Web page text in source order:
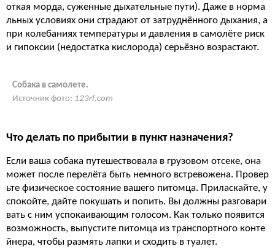
откая морда, суженные дыхательные пути). Даже в норма
льных условиях они страдают от затруднённого дыхания, а
при колебаниях температуры и давления в самолёте риск
и гипоксии (недостатка кислорода) серьёзно возрастают.
Собака в самолете.
Источник фото: 123rf.com
Что делать по прибытии в пункт назначения?
Если ваша собака путешествовала в грузовом отсеке, она
может после перелёта быть немного встревожена. Провер
ьте физическое состояние вашего питомца. Приласкайте, у
спокойте, дайте покушать и попить. Вы должны разговари
вать с ним успокаивающим голосом. Как только появится
возможность, выпустите питомца из транспортного конте
йнера, чтобы размять лапки и сходить в туалет.